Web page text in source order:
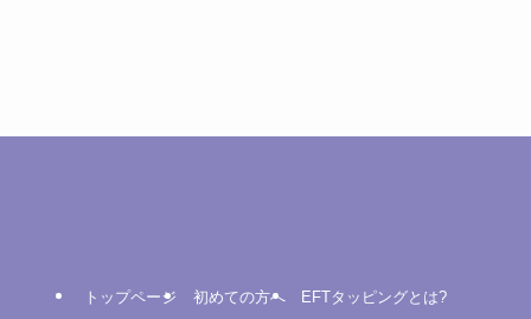
トップページ 初めての方へ
EFTタッピングとは?